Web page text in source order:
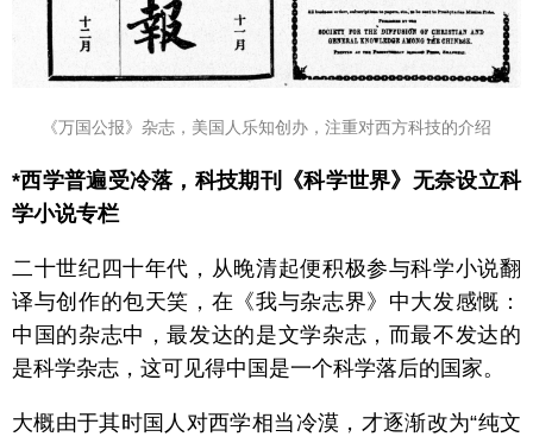
《万国公报》杂志，美国人乐知创办，注重对西方科技的介绍
*西学普遍受冷落，科技期刊《科学世界》无奈设立科
学小说专栏
二十世纪四十年代，从晚清起便积极参与科学小说翻
译与创作的包天笑，在《我与杂志界》中大发感慨：
中国的杂志中，最发达的是文学杂志，而最不发达的
是科学杂志，这可见得中国是一个科学落后的国家。
大概由于其时国人对西学相当冷漠，才逐渐改为“纯文